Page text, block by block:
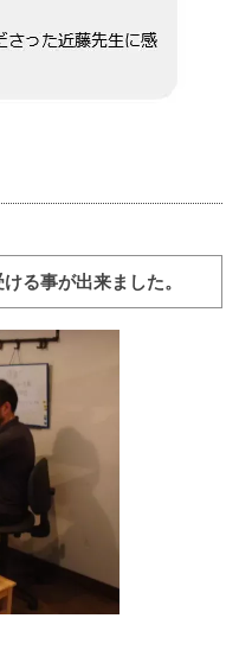
る事が出来ました。